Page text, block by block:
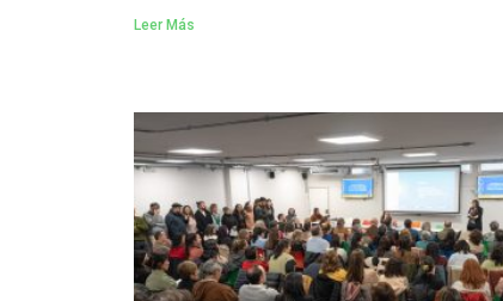
Leer Más